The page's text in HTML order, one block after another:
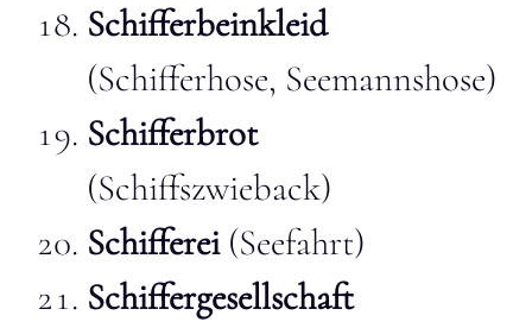
Schifferbeinkleid
(Schifferhose, Seemannshose)
Schifferbrot
(Schiffszwieback)
Schifferei(Seefahrt)
Schiffergesellschaft